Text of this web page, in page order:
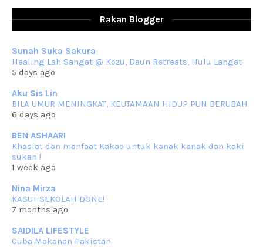
Assalammualaikum, salam sejahtera dan salam rindu untuk semua.
RESIPI KUIH KASWI KELEDEK UNGU
Assalammualaikum, salam semua. Masih belum terlambat untuk che
mat ucapkan
Jun 30 2023
RESIPI KURMA AYAM MERAH
Assalammualaikum, salam semua. Hari ni 4 Zulhijjah 1444 Hijrah,
Jun 23 2023
RESIPI SAMBAL PARU
Assalammualaikum, salam sejahtera semua. Lama betul che mat tak
Jun 20 2023
RESIPI PISANG MUDA MASAK LEMAK
lemak ni che mat... read more
Mar 07 2023
Rakan Blogger
Sunah Suka Sakura
Healing Lah Sangat @ Kozu, Daun Retreats, Hulu Langat
5 days ago
Aku Sis Lin
BILA UMUR MENINGKAT, KEUTAMAAN HIDUP PUN BERUBAH
6 days ago
BEN ASHAARI
Khasiat dan manfaat Kakao untuk kanak kanak dan kaki
sukan !
1 week ago
Nina Mirza
KASUT SEKOLAH DONE!
7 months ago
SAIDILA LIFESTYLE
Cuba Makanan Pakistan